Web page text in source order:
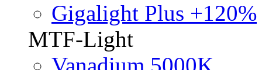
Gigalight Plus +120%
MTF-Light